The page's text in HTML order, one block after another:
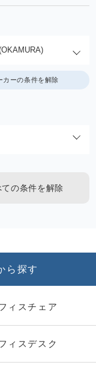
カーの条件を解除
の条件を解除
ら探す
ィスチェア
ィスデスク